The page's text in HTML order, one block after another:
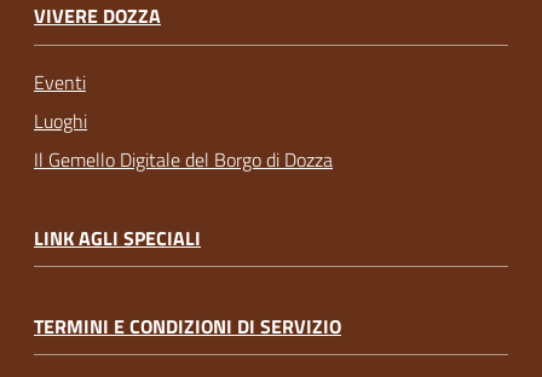
VIVERE DOZZA
Eventi
Luoghi
Il Gemello Digitale del Borgo di Dozza
LINK AGLI SPECIALI
TERMINI E CONDIZIONI DI SERVIZIO